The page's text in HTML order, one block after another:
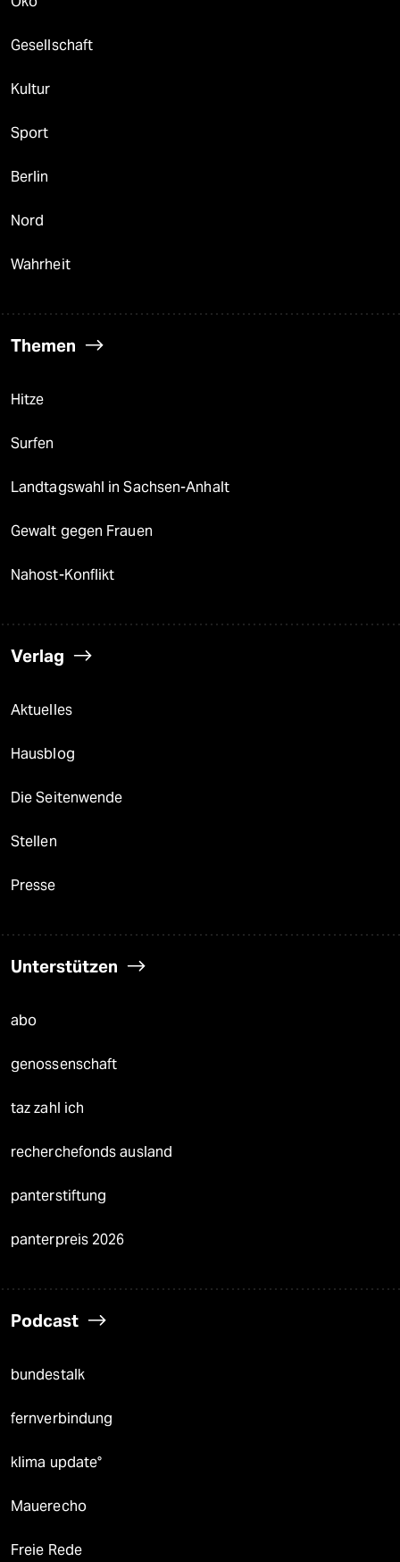
Gesellschaft
Kultur
Sport
Berlin
Nord
Wahrheit
Themen
Hitze
Surfen
Landtagswahl in Sachsen-Anhalt
Gewalt gegen Frauen
Nahost-Konflikt
Verlag
Aktuelles
Hausblog
Die Seitenwende
Stellen
Presse
Unterstützen
abo
genossenschaft
taz zahl ich
recherchefonds ausland
panterstiftung
panterpreis 2026
Podcast
bundestalk
fernverbindung
klima update°
Mauerecho
Freie Rede